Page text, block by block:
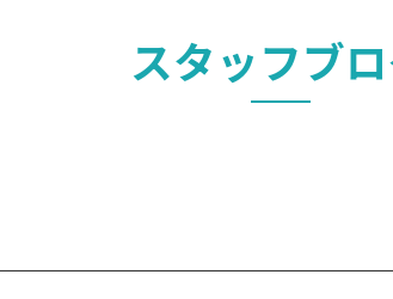
スタッフブ